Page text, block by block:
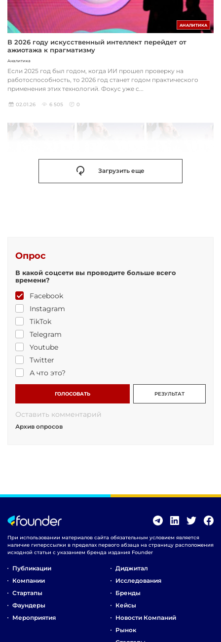
АНАЛИТИКА
В 2026 году искусственный интеллект перейдет от
ажиотажа к прагматизму
Аналитика
Если 2025 год был годом, когда ИИ прошел проверку на
работоспособность, то 2026 год станет годом практического
применения этих технологий. Фокус уже с...
02.01.26 6 505 0
Загрузить еще
Опрос
В какой соцсети вы проводите больше всего
времени?
Facebook
Instagram
TikTok
Telegram
Youtube
Twitter
А что это?
ГОЛОСОВАТЬ РЕЗУЛЬТАТ
Оставить комментарий
Архив опросов
При использовании материалов сайта обязательным условием является
наличие гиперссылки в пределах первого абзаца на страницу расположения
исходной статьи с указанием бренда издания Founder
Публикации
Компании
Стартапы
Фаундеры
Мероприятия
Диджитал
Исследования
Бренды
Кейсы
Новости Компаний
Рынок